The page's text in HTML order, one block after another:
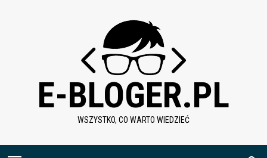
E-BLOGER.PL
WSZYSTKO, CO WARTO WIEDZIEĆ